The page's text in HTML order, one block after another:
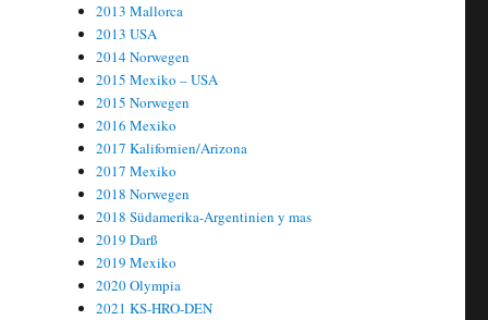
2013 Mallorca
2013 USA
2014 Norwegen
2015 Mexiko – USA
2015 Norwegen
2016 Mexiko
2017 Kalifornien/Arizona
2017 Mexiko
2018 Norwegen
2018 Südamerika-Argentinien y mas
2019 Darß
2019 Mexiko
2020 Olympia
2021 KS-HRO-DEN